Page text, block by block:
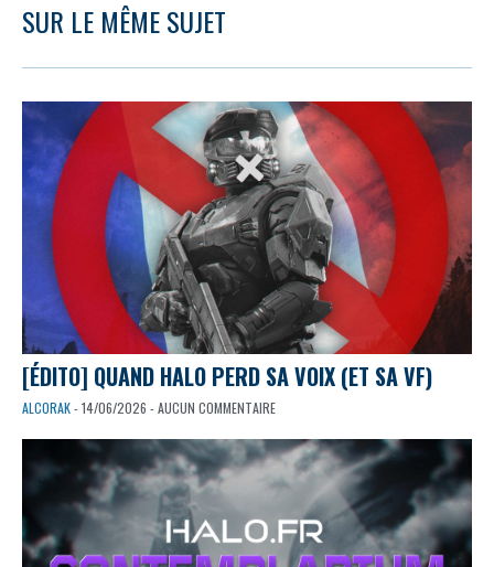
SUR LE MÊME SUJET
[ÉDITO] QUAND HALO PERD SA VOIX (ET SA VF)
ALCORAK- 14/06/2026 - AUCUN COMMENTAIRE